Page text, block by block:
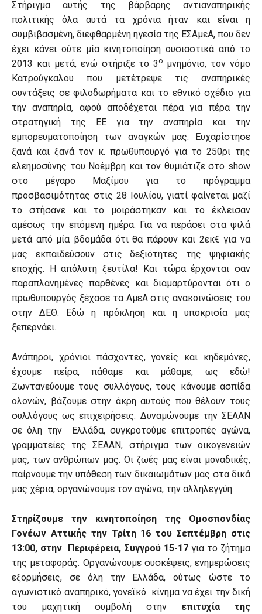
Στήριγμα αυτής της βάρβαρης αντιαναπηρικής
πολιτικής όλα αυτά τα χρόνια ήταν και είναι η
συμβιβασμένη, διεφθαρμένη ηγεσία της ΕΣΑμεΑ, που δεν
έχει κάνει ούτε μία κινητοποίηση ουσιαστικά από το
2013 και μετά, ενώ στήριξε το 3 ο μνημόνιο, τον νόμο
Κατρούγκαλου που μετέτρεψε τις αναπηρικές
συντάξεις σε φιλοδωρήματα και το εθνικό σχέδιο για
την αναπηρία, αφού αποδέχεται πέρα για πέρα την
στρατηγική της ΕΕ για την αναπηρία και την
εμπορευματοποίηση των αναγκών μας. Ευχαρίστησε
ξανά και ξανά τον κ. πρωθυπουργό για το 250ρι της
ελεημοσύνης του Νοέμβρη και τον θυμιάτιζε στο show
στο μέγαρο Μαξίμου για το πρόγραμμα
προσβασιμότητας στις 28 Ιουλίου, γιατί φαίνεται μαζί
το στήσανε και το μοιράστηκαν και το έκλεισαν
αμέσως την επόμενη ημέρα. Για να περάσει στα ψιλά
μετά από μία βδομάδα ότι θα πάρουν και 2εκ€ για να
μας εκπαιδεύσουν στις δεξιότητες της ψηφιακής
εποχής. Η απόλυτη ξευτίλα! Και τώρα έρχονται σαν
παραπλανημένες παρθένες και διαμαρτύρονται ότι ο
πρωθυπουργός ξέχασε τα ΑμεΑ στις ανακοινώσεις του
στην ΔΕΘ. Εδώ η πρόκληση και η υποκρισία μας
ξεπερνάει.
Ανάπηροι, χρόνιοι πάσχοντες, γονείς και κηδεμόνες,
έχουμε πείρα, πάθαμε και μάθαμε, ως εδώ!
Ζωντανεύουμε τους συλλόγους, τους κάνουμε ασπίδα
ολονών, βάζουμε στην άκρη αυτούς που θέλουν τους
συλλόγους ως επιχειρήσεις. Δυναμώνουμε την ΣΕΑΑΝ
σε όλη την Ελλάδα, συγκροτούμε επιτροπές αγώνα,
γραμματείες της ΣΕΑΑΝ, στήριγμα των οικογενειών
μας, των ανθρώπων μας. Οι ζωές μας είναι μοναδικές,
παίρνουμε την υπόθεση των δικαιωμάτων μας στα δικά
μας χέρια, οργανώνουμε τον αγώνα, την αλληλεγγύη.
Στηρίζουμε την κινητοποίηση της Ομοσπονδίας
Γονέων Αττικής την Τρίτη 16 του Σεπτέμβρη στις
13:00, στην Περιφέρεια, Συγγρού 15-17 για το ζήτημα
της μεταφοράς. Οργανώνουμε συσκέψεις, ενημερώσεις
εξορμήσεις, σε όλη την Ελλάδα, ούτως ώστε το
αγωνιστικό αναπηρικό, γονεϊκό κίνημα να έχει την δική
του μαχητική συμβολή στην επιτυχία της